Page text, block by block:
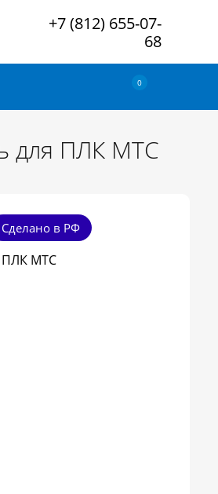
+7 (812) 655-07-
68
0
для ПЛК МТС
Сделано в РФ